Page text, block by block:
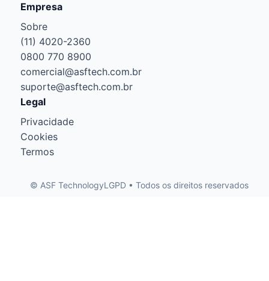
Empresa
Sobre
(11) 4020-2360
0800 770 8900
comercial@asftech.com.br
suporte@asftech.com.br
Legal
Privacidade
Cookies
Termos
© ASF TechnologyLGPD • Todos os direitos reservados